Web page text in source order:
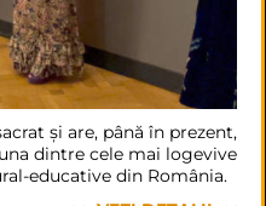
și are, până în prezent,
dintre cele mai logevive
educative din România.